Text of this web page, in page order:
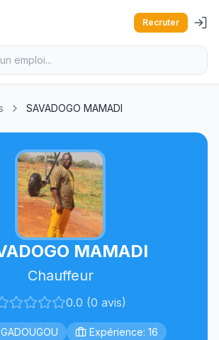
Recruter
SAVADOGO MAMADI
MAMADI
Chauffeur
0.0 (0 avis)
Expérience: 16